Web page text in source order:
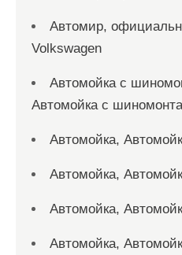
Автомир,
Volkswagen
Автомойка с
Автомойка с
Автомойка,
Автомойка,
Автомойка,
Автомойка,